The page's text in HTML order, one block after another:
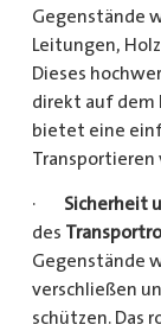
Gegenstände
Leitungen,
Dieses
direkt auf dem
bietet eine
Transportieren
· Sicherheit
des
Gegenstände
verschließen
schützen. Das